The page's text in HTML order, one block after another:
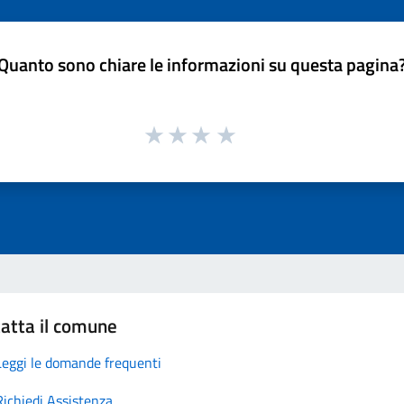
sono chiare le informazioni su questa
il comune
le domande frequenti